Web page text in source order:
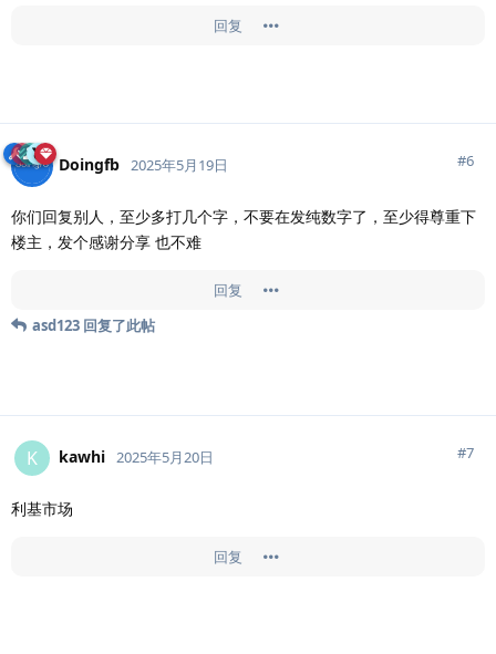
回复
Doingfb 2025年5月19日 #6
你们回复别人，至少多打几个字，不要在发纯数字了，至少得尊重下
楼主，发个感谢分享 也不难
回复
asd123 回复了此帖
K kawhi 2025年5月20日 #7
利基市场
回复